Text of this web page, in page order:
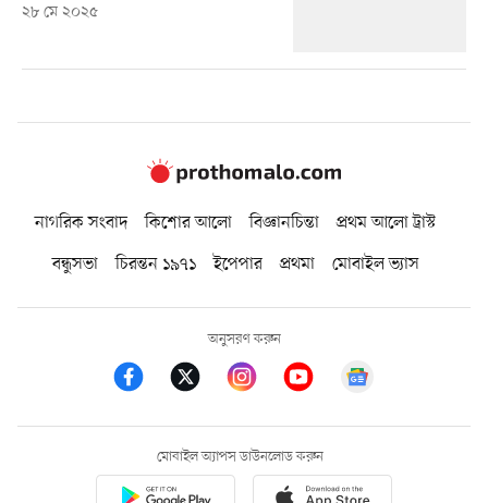
২৮ মে ২০২৫
নাগরিক সংবাদ কিশোর আলো বিজ্ঞানচিন্তা
প্রথম আলো ট্রাস্ট
বন্ধুসভা
চিরন্তন ১৯৭১ ইপেপার প্রথমা মোবাইল ভ্যাস
অনুসরণ করুন
মোবাইল অ্যাপস ডাউনলোড করুন